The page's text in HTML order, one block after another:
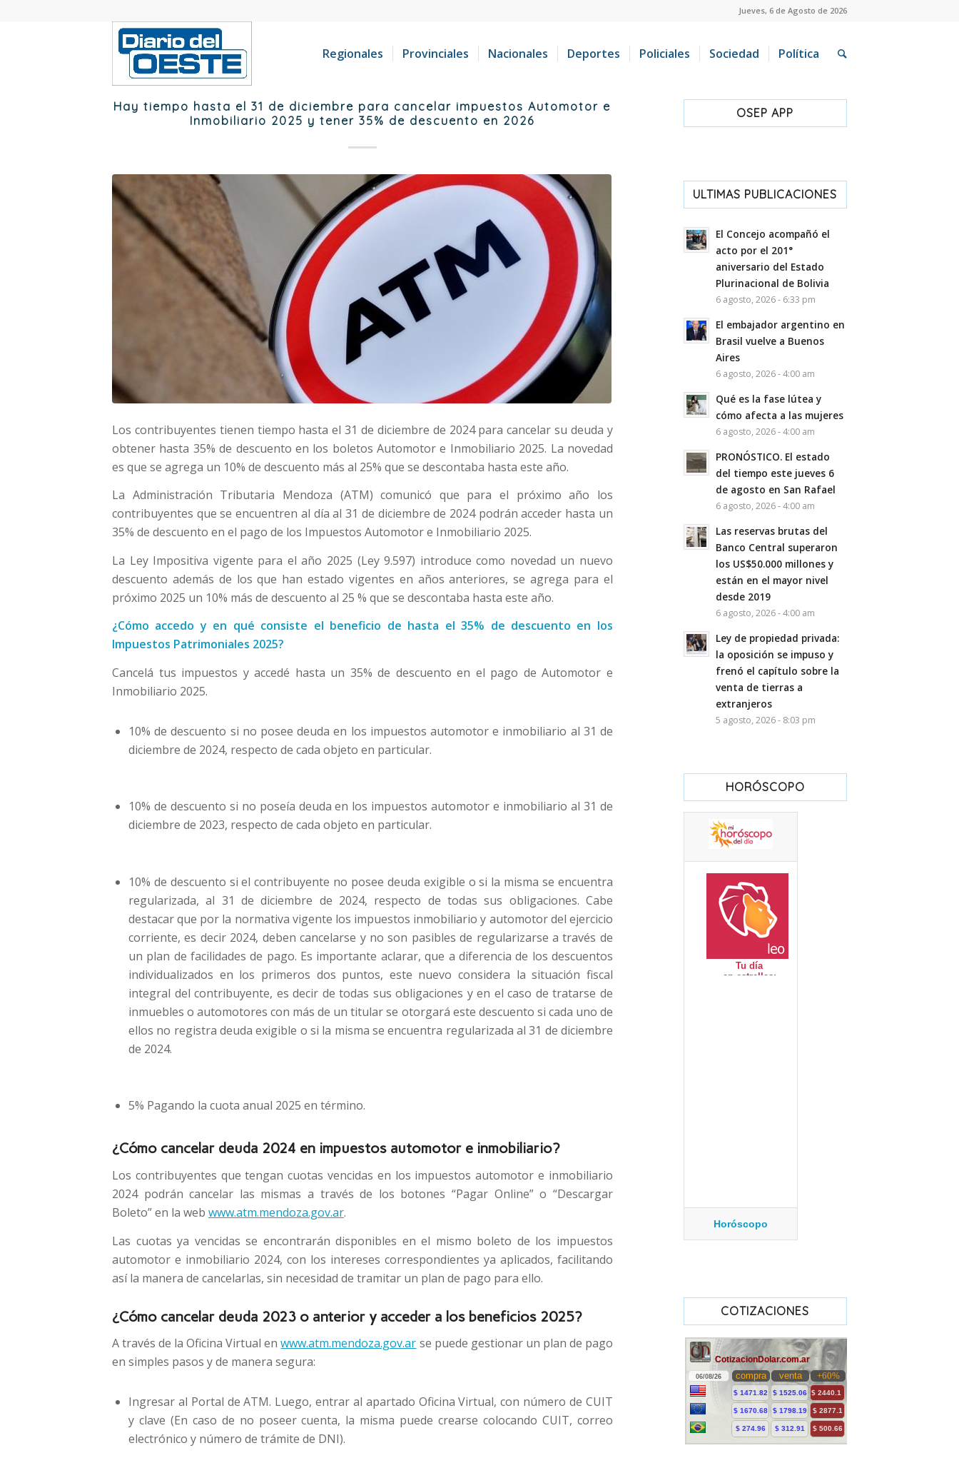
Jueves, 6 de Agosto de 2026
Regionales Provinciales Nacionales Deportes Policiales Sociedad Política
Hay tiempo hasta el 31 de diciembre para cancelar impuestos Automotor e
Inmobiliario 2025 y tener 35% de descuento en 2026
Los contribuyentes tienen tiempo hasta el 31 de diciembre de 2024 para cancelar su deuda y
obtener hasta 35% de descuento en los boletos Automotor e Inmobiliario 2025. La novedad
es que se agrega un 10% de descuento más al 25% que se descontaba hasta este año.
La Administración Tributaria Mendoza (ATM) comunicó que para el próximo año los
contribuyentes que se encuentren al día al 31 de diciembre de 2024 podrán acceder hasta un
35% de descuento en el pago de los Impuestos Automotor e Inmobiliario 2025.
La Ley Impositiva vigente para el año 2025 (Ley 9.597) introduce como novedad un nuevo
descuento además de los que han estado vigentes en años anteriores, se agrega para el
próximo 2025 un 10% más de descuento al 25 % que se descontaba hasta este año.
¿Cómo accedo y en qué consiste el beneficio de hasta el 35% de descuento en los
Impuestos Patrimoniales 2025?
Cancelá tus impuestos y accedé hasta un 35% de descuento en el pago de Automotor e
Inmobiliario 2025.
10% de descuento si no posee deuda en los impuestos automotor e inmobiliario al 31 de
diciembre de 2024, respecto de cada objeto en particular.
10% de descuento si no poseía deuda en los impuestos automotor e inmobiliario al 31 de
diciembre de 2023, respecto de cada objeto en particular.
10% de descuento si el contribuyente no posee deuda exigible o si la misma se encuentra
regularizada, al 31 de diciembre de 2024, respecto de todas sus obligaciones. Cabe
destacar que por la normativa vigente los impuestos inmobiliario y automotor del ejercicio
corriente, es decir 2024, deben cancelarse y no son pasibles de regularizarse a través de
un plan de facilidades de pago. Es importante aclarar, que a diferencia de los descuentos
individualizados en los primeros dos puntos, este nuevo considera la situación fiscal
integral del contribuyente, es decir de todas sus obligaciones y en el caso de tratarse de
inmuebles o automotores con más de un titular se otorgará este descuento si cada uno de
ellos no registra deuda exigible o si la misma se encuentra regularizada al 31 de diciembre
de 2024.
5% Pagando la cuota anual 2025 en término.
¿Cómo cancelar deuda 2024 en impuestos automotor e inmobiliario?
Los contribuyentes que tengan cuotas vencidas en los impuestos automotor e inmobiliario
2024 podrán cancelar las mismas a través de los botones “Pagar Online” o “Descargar
Boleto” en la web www.atm.mendoza.gov.ar.
Las cuotas ya vencidas se encontrarán disponibles en el mismo boleto de los impuestos
automotor e inmobiliario 2024, con los intereses correspondientes ya aplicados, facilitando
así la manera de cancelarlas, sin necesidad de tramitar un plan de pago para ello.
¿Cómo cancelar deuda 2023 o anterior y acceder a los beneficios 2025?
A través de la Oficina Virtual enwww.atm.mendoza.gov.ar se puede gestionar un plan de pago
en simples pasos y de manera segura:
Ingresar al Portal de ATM. Luego, entrar al apartado Oficina Virtual, con número de CUIT
y clave (En caso de no poseer cuenta, la misma puede crearse colocando CUIT, correo
electrónico y número de trámite de DNI).
OSEP APP
ULTIMAS PUBLICACIONES
El Concejo acompañó el
acto por el 201°
aniversario del Estado
Plurinacional de Bolivia
6 agosto, 2026 - 6:33 pm
El embajador argentino en
Brasil vuelve a Buenos
Aires
6 agosto, 2026 - 4:00 am
Qué es la fase lútea y
cómo afecta a las mujeres
6 agosto, 2026 - 4:00 am
PRONÓSTICO. El estado
del tiempo este jueves 6
de agosto en San Rafael
6 agosto, 2026 - 4:00 am
Las reservas brutas del
Banco Central superaron
los US$50.000 millones y
están en el mayor nivel
desde 2019
6 agosto, 2026 - 4:00 am
Ley de propiedad privada:
la oposición se impuso y
frenó el capítulo sobre la
venta de tierras a
extranjeros
5 agosto, 2026 - 8:03 pm
HORÓSCOPO
Horóscopo
COTIZACIONES